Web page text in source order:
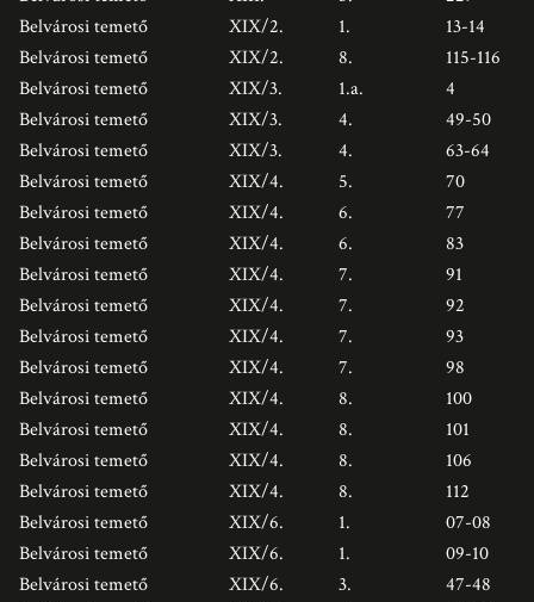
Belvárosi temető
XIX/2. 1.
13-14
Belvárosi temető
XIX/2. 8.
115-116
Belvárosi temető
XIX/3. 1.a.
4
Belvárosi temető
XIX/3. 4.
49-50
Belvárosi temető
XIX/3. 4.
63-64
Belvárosi temető
XIX/4. 5.
70
Belvárosi temető
XIX/4. 6.
77
Belvárosi temető
XIX/4. 6.
83
Belvárosi temető
XIX/4. 7.
91
Belvárosi temető
XIX/4. 7.
92
Belvárosi temető
XIX/4. 7.
93
Belvárosi temető
XIX/4. 7.
98
Belvárosi temető
XIX/4. 8.
100
Belvárosi temető
XIX/4. 8.
101
Belvárosi temető
XIX/4. 8.
106
Belvárosi temető
XIX/4. 8.
112
Belvárosi temető
XIX/6. 1.
07-08
Belvárosi temető
XIX/6. 1.
09-10
Belvárosi temető
XIX/6. 3.
47-48